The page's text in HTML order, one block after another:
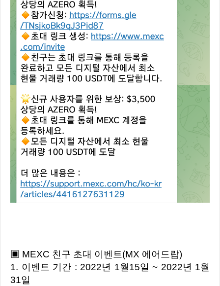
▣ MEXC 친구 초대 이벤트(MX 에어드랍)
1. 이벤트 기간 : 2022년 1월15일 ~ 2022년 1월
31일